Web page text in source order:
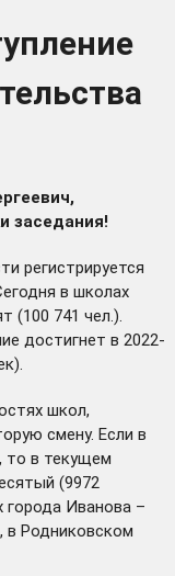
заседания!
регистрируется
в школах
(100 741 чел.).
достигнет в 2022-
школ,
смену. Если в
то в текущем
(9972
города Иванова –
в Родниковском